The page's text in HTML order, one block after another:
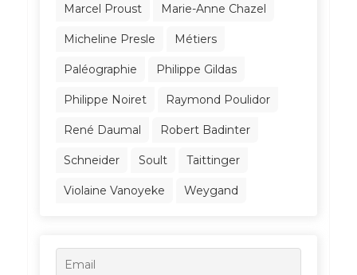
Marcel Proust Marie-Anne Chazel
Micheline Presle Métiers
Paléographie Philippe Gildas
Philippe Noiret Raymond Poulidor
René Daumal Robert Badinter
Schneider Soult Taittinger
Violaine Vanoyeke Weygand